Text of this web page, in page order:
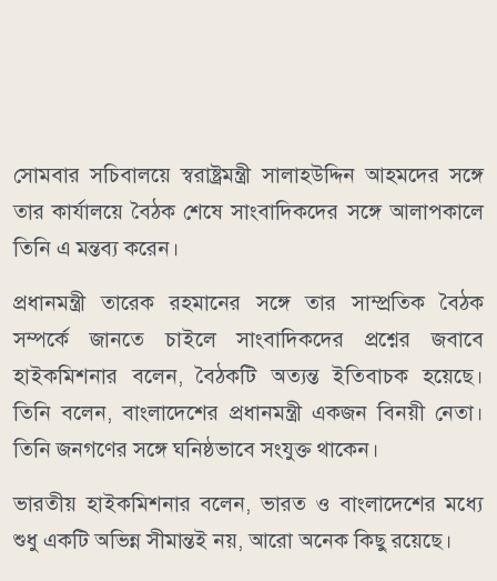
সোমবার সচিবালয়ে স্বরাষ্ট্রমন্ত্রী সালাহউদ্দিন আহমদের সঙ্গে
তার কার্যালয়ে বৈঠক শেষে সাংবাদিকদের সঙ্গে আলাপকালে
তিনি এ মন্তব্য করেন।
প্রধানমন্ত্রী তারেক রহমানের সঙ্গে তার সাম্প্রতিক বৈঠক
সম্পর্কে জানতে চাইলে সাংবাদিকদের প্রশ্নের জবাবে
হাইকমিশনার বলেন, বৈঠকটি অত্যন্ত ইতিবাচক হয়েছে।
তিনি বলেন, বাংলাদেশের প্রধানমন্ত্রী একজন বিনয়ী নেতা।
তিনি জনগণের সঙ্গে ঘনিষ্ঠভাবে সংযুক্ত থাকেন।
ভারতীয় হাইকমিশনার বলেন, ভারত ও বাংলাদেশের মধ্যে
শুধু একটি অভিন্ন সীমান্তই নয়, আরো অনেক কিছু রয়েছে।